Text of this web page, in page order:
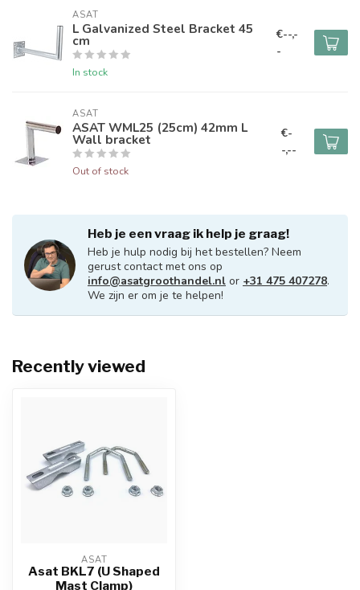
ASAT
L Galvanized Steel Bracket 45
cm
In stock
€--,-
-
ASAT
ASAT WML25 (25cm) 42mm L
Wall bracket
Out of stock
€-
-,--
Heb je een vraag ik help je graag!
Heb je hulp nodig bij het bestellen? Neem
gerust contact met ons op
info@asatgroothandel.nl or +31 475 407278.
We zijn er om je te helpen!
Recently viewed
ASAT
Asat BKL7 (U Shaped
Mast Clamp)